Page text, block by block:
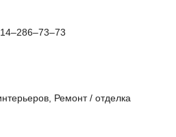
Ремонт / отделка